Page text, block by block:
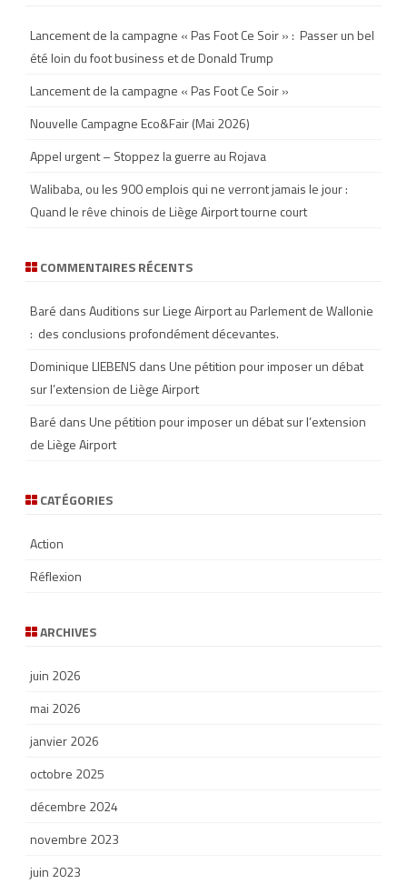
hLancement de la campagne « Pas Foot Ce Soir » : Passer un bel
été loin du foot business et de Donald Trump
Lancement de la campagne « Pas Foot Ce Soir »
Nouvelle Campagne Eco&Fair (Mai 2026)
Appel urgent – Stoppez la guerre au Rojava
Walibaba, ou les 900 emplois qui ne verront jamais le jour :
Quand le rêve chinois de Liège Airport tourne court
COMMENTAIRES RÉCENTS
Baré dansAuditions sur Liege Airport au Parlement de Wallonie
: des conclusions profondément décevantes.
Dominique LIEBENS dansUne pétition pour imposer un débat
sur l’extension de Liège Airport
Baré dansUne pétition pour imposer un débat sur l’extension
de Liège Airport
CATÉGORIES
Action
Réflexion
ARCHIVES
juin 2026
mai 2026
janvier 2026
octobre 2025
décembre 2024
novembre 2023
juin 2023